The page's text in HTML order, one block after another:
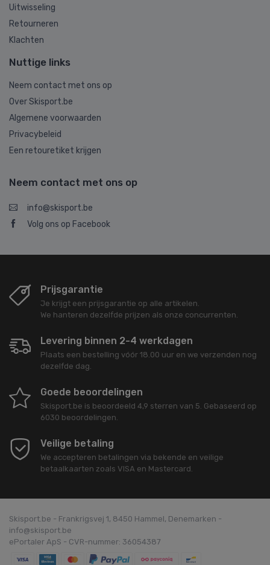
Uitwisseling
Retourneren
Klachten
Nuttige links
Neem contact met ons op
Over Skisport.be
Algemene voorwaarden
Privacybeleid
Een retouretiket krijgen
Neem contact met ons op
info@skisport.be
Volg ons op Facebook
Prijsgarantie
Je krijgt een prijsgarantie op alle artikelen.
We hanteren dezelfde prijzen als onze concurrenten.
Levering binnen 2-4 werkdagen
Plaats een bestelling vóór 18.00 uur en we verzenden nog
dezelfde dag.
Goede beoordelingen
Skisport.be is beoordeeld 4,9 sterren van 5. Gebaseerd op
6030 beoordelingen.
Veilige betaling
We accepteren betalingen via bekende en veilige
betaalkaarten zoals VISA en Mastercard.
Skisport.be - Frankrigsvej 1, 8450 Hammel, Denemarken -
info@skisport.be
ePortaler ApS - CVR-nummer: 36054387